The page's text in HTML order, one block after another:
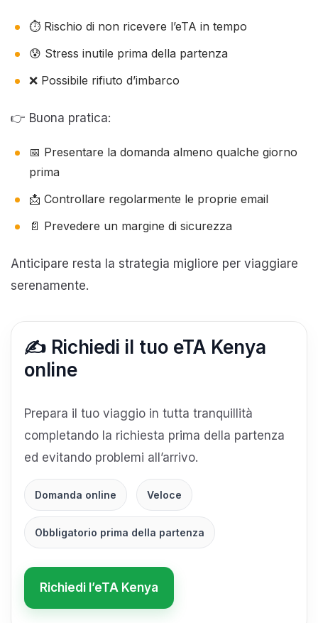
⏱️ Rischio di non ricevere l’eTA in tempo
😰 Stress inutile prima della partenza
❌ Possibile rifiuto d’imbarco
👉 Buona pratica:
📅 Presentare la domanda almeno qualche giorno
prima
📩 Controllare regolarmente le proprie email
📄 Prevedere un margine di sicurezza
Anticipare resta la strategia migliore per viaggiare
serenamente.
✍️ Richiedi il tuo eTA Kenya
online
Prepara il tuo viaggio in tutta tranquillità
completando la richiesta prima della partenza
ed evitando problemi all’arrivo.
Domanda online Veloce
Obbligatorio prima della partenza
Richiedi l’eTA Kenya